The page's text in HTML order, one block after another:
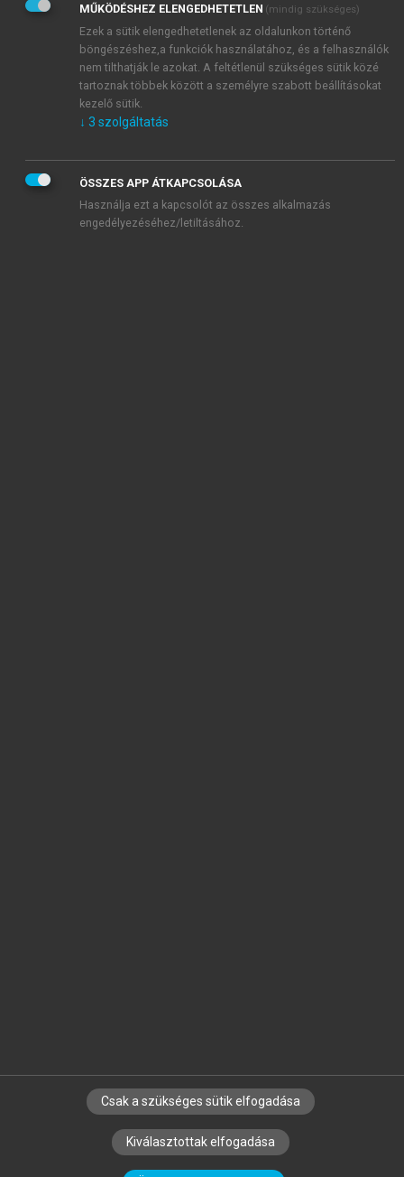
Adatkezelési tájékoztatóbanfoglaltakat tudomásul
veszem és elfogadom.
Általános vásárlási feltételeket, valamint a szotar.netés a
mersz.huoldalak licencszerződéseiben foglaltakat
tudomásul veszem és elfogadom.
KIPRÓBÁLOM
SZERZŐKNEK CÉGEKNEK KÖNYVTÁROSOKNAK
SZERKESZTÉSI ÉS LEKTORÁLÁSI ALAPELVEK
MŰKÖDÉSHEZ ELENGEDHETETLEN (mindig szükséges)
Ezek a sütik elengedhetetlenek az oldalunkon történő
böngészéshez,a funkciók használatához, és a felhasználók
nem tilthatják le azokat. A feltétlenül szükséges sütik közé
tartoznak többek között a személyre szabott beállításokat
kezelő sütik.
↓ 3 szolgáltatás
ÖSSZES APP ÁTKAPCSOLÁSA
Használja ezt a kapcsolót az összes alkalmazás
engedélyezéséhez/letiltásához.
Csak a szükséges sütik elfogadása
Kiválasztottak elfogadása